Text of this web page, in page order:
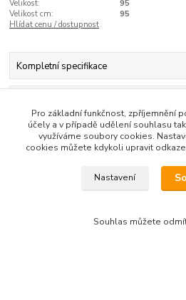
Velikost:
95
Velikost cm:
95
Hlídat cenu / dostupnost
Kompletní specifikace
Komentáře 0
Kompletní specifikace
Lyžařské hole
Pro základní funkčnost, zpříjemnění
účely a v případě udělení souhlasu
využíváme soubory cookies.
cookies můžete kdykoli upravit
Nastavení
Souhlas můžete